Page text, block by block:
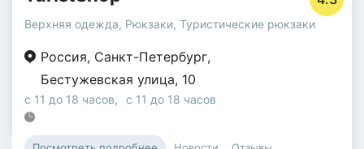
Верхняя одежда, Рюкзаки, Туристические рюкзаки
Россия, Санкт-Петербург,
Бестужевская улица, 10
с 11 до 18 часов, с 11 до 18 часов